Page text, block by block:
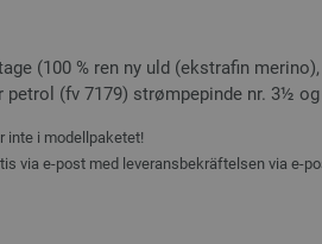
(100 % ren ny uld (ekstrafin
petrol (fv 7179) strømpepinde nr. 3½
inte i modellpaketet!
via e-post med leveransbekräftelsen via e-